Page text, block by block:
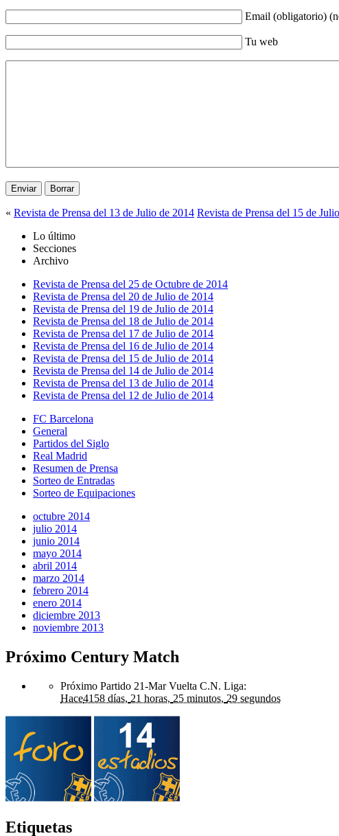
Email (obligatorio)
Tu web
« Revista de Prensa del 13 de Julio de 2014 Revista de Prensa del 15 de
Lo último
Secciones
Archivo
Revista de Prensa del 25 de Octubre de 2014
Revista de Prensa del 20 de Julio de 2014
Revista de Prensa del 19 de Julio de 2014
Revista de Prensa del 18 de Julio de 2014
Revista de Prensa del 17 de Julio de 2014
Revista de Prensa del 16 de Julio de 2014
Revista de Prensa del 15 de Julio de 2014
Revista de Prensa del 14 de Julio de 2014
Revista de Prensa del 13 de Julio de 2014
Revista de Prensa del 12 de Julio de 2014
FC Barcelona
General
Partidos del Siglo
Real Madrid
Resumen de Prensa
Sorteo de Entradas
Sorteo de Equipaciones
octubre 2014
julio 2014
junio 2014
mayo 2014
abril 2014
marzo 2014
febrero 2014
enero 2014
diciembre 2013
noviembre 2013
Próximo Century Match
Próximo Partido 21-Mar Vuelta C.N. Liga:
Hace4158 días, 21 horas, 25 minutos, 29 segundos
Etiquetas